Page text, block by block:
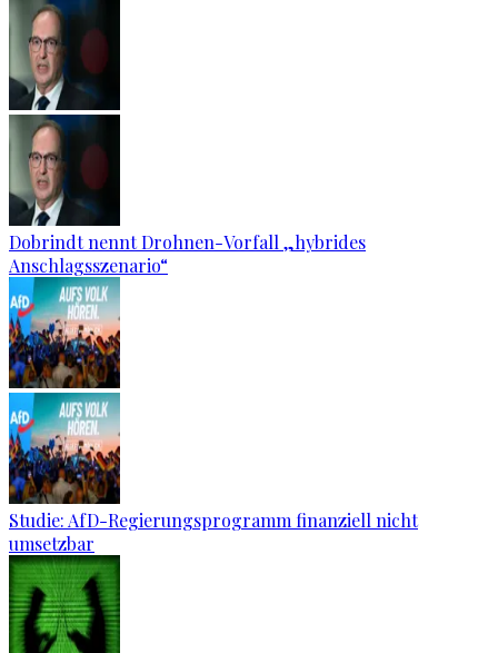
Dobrindt nennt Drohnen-Vorfall „hybrides
Anschlagsszenario“
Studie: AfD-Regierungsprogramm finanziell nicht
umsetzbar